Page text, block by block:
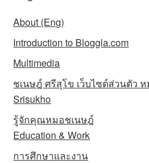
About (Eng)
Introduction to Bloggla.com
Multimedia
ชเนษฎ์ ศรีสุโข เว็บไซต์ส่วนตัว
Srisukho
รู้จักคุณหมอชเนษฎ์
Education & Work
การศึกษาและงาน